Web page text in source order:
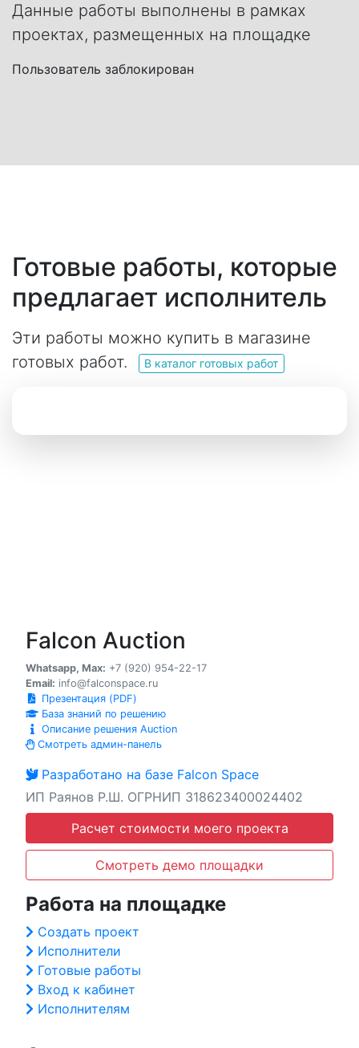
Данные работы выполнены в рамках
проектах, размещенных на площадке
Пользователь заблокирован
Готовые работы, которые
предлагает исполнитель
Эти работы можно купить в магазине
готовых работ.
В каталог готовых работ
Falcon Auction
Whatsapp, Max: +7 (920) 954-22-17
Email: info@falconspace.ru
Презентация (PDF)
База знаний по решению
Описание решения Auction
Смотреть админ-панель
Разработано на базе Falcon Space
ИП Раянов Р.Ш. ОГРНИП 318623400024402
Расчет стоимости моего проекта
Смотреть демо площадки
Работа на площадке
Создать проект
Исполнители
Готовые работы
Вход к кабинет
Исполнителям